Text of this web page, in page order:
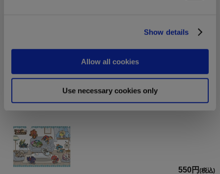
Show details
Allow all cookies
Use necessary cookies only
495円
在庫：○ |24ポイント
2024/10/17 ～
モンスターハンター モンでふぉ クリアファイル おうちテー
マ
550円 (税込)